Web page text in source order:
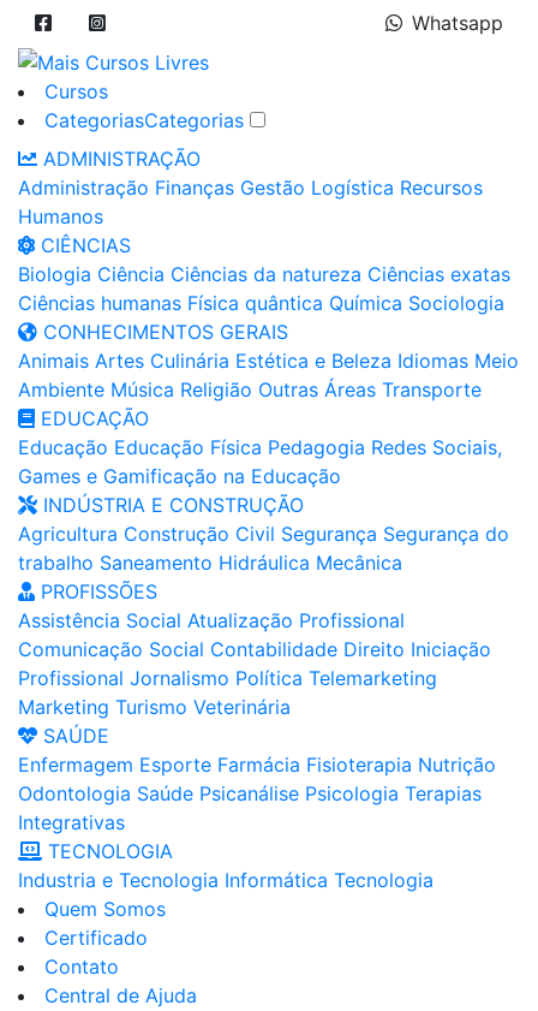
Whatsapp
Cursos
CategoriasCategorias
ADMINISTRAÇÃO
Administração Finanças Gestão Logística Recursos
Humanos
CIÊNCIAS
Biologia Ciência Ciências da natureza Ciências exatas
Ciências humanas Física quântica Química Sociologia
CONHECIMENTOS GERAIS
Animais Artes Culinária Estética e Beleza Idiomas Meio
Ambiente Música Religião Outras Áreas Transporte
EDUCAÇÃO
Educação Educação Física Pedagogia Redes Sociais,
Games e Gamificação na Educação
INDÚSTRIA E CONSTRUÇÃO
Agricultura Construção Civil Segurança Segurança do
trabalho Saneamento Hidráulica Mecânica
PROFISSÕES
Assistência Social Atualização Profissional
Comunicação Social Contabilidade Direito Iniciação
Profissional Jornalismo Política Telemarketing
Marketing Turismo Veterinária
SAÚDE
Enfermagem Esporte Farmácia Fisioterapia Nutrição
Odontologia Saúde Psicanálise Psicologia Terapias
Integrativas
TECNOLOGIA
Industria e Tecnologia Informática Tecnologia
Quem Somos
Certificado
Contato
Central de Ajuda